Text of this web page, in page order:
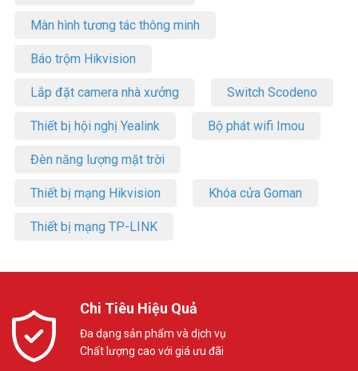
Màn hình tương tác thông minh
Báo trộm Hikvision
Lắp đặt camera nhà xưởng Switch Scodeno
Thiết bị hội nghị Yealink Bộ phát wifi Imou
Đèn năng lượng mặt trời
Thiết bị mạng Hikvision Khóa cửa Goman
Thiết bị mạng TP-LINK
Chi Tiêu Hiệu Quả
Đa dạng sản phẩm và dịch vụ
Chất lượng cao với giá ưu đãi